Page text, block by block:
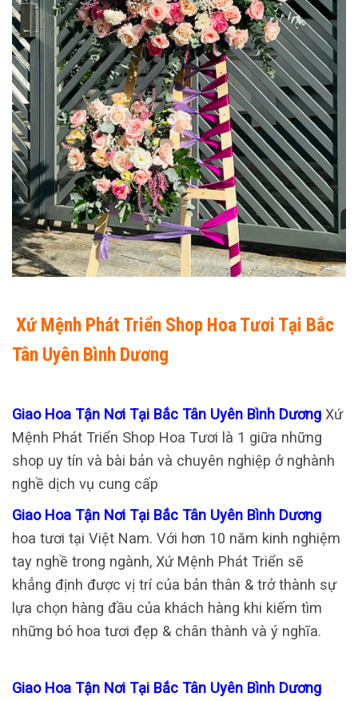
Xứ Mệnh Phát Triển Shop Hoa Tươi Tại Bắc
Tân Uyên Bình Dương
Giao Hoa Tận Nơi Tại Bắc Tân Uyên Bình Dương Xứ
Mệnh Phát Triển Shop Hoa Tươi là 1 giữa những
shop uy tín và bài bản và chuyên nghiệp ở nghành
nghề dịch vụ cung cấp
Giao Hoa Tận Nơi Tại Bắc Tân Uyên Bình Dương
hoa tươi tại Việt Nam. Với hơn 10 năm kinh nghiệm
tay nghề trong ngành, Xứ Mệnh Phát Triển sẽ
khẳng định được vị trí của bản thân & trở thành sự
lựa chọn hàng đầu của khách hàng khi kiếm tìm
những bó hoa tươi đẹp & chân thành và ý nghĩa.
Giao Hoa Tận Nơi Tại Bắc Tân Uyên Bình Dương